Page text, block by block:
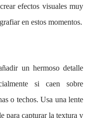
efectos visuales muy
en estos momentos.
un hermoso detalle
si caen sobre
o techos. Usa una lente
para capturar la textura y